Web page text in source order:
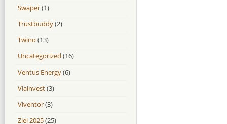
Swaper(1)
Trustbuddy(2)
Twino (13)
Uncategorized (16)
Ventus Energy(6)
Viainvest(3)
Viventor(3)
Ziel 2025(25)